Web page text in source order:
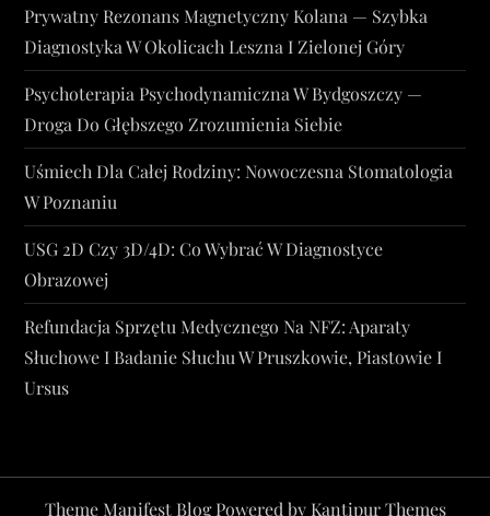
Prywatny Rezonans Magnetyczny Kolana — Szybka
Diagnostyka W Okolicach Leszna I Zielonej Góry
Psychoterapia Psychodynamiczna W Bydgoszczy —
Droga Do Głębszego Zrozumienia Siebie
Uśmiech Dla Całej Rodziny: Nowoczesna Stomatologia
W Poznaniu
USG 2D Czy 3D/4D: Co Wybrać W Diagnostyce
Obrazowej
Refundacja Sprzętu Medycznego Na NFZ: Aparaty
Słuchowe I Badanie Słuchu W Pruszkowie, Piastowie I
Ursus
Theme Manifest Blog Powered by Kantipur Themes